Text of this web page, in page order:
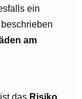
ein
am
ist das Risiko